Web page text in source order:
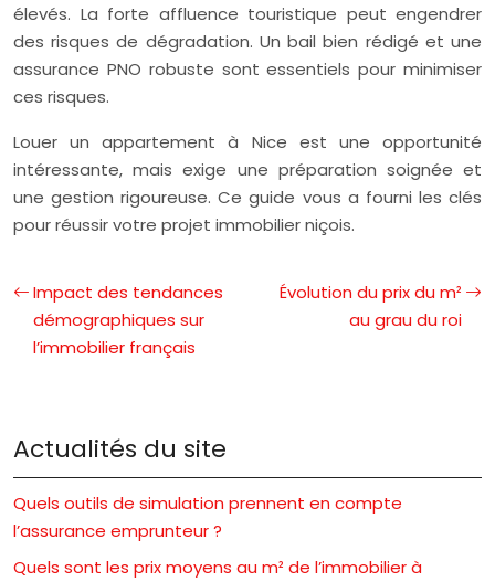
élevés. La forte affluence touristique peut engendrer
des risques de dégradation. Un bail bien rédigé et une
assurance PNO robuste sont essentiels pour minimiser
ces risques.
Louer un appartement à Nice est une opportunité
intéressante, mais exige une préparation soignée et
une gestion rigoureuse. Ce guide vous a fourni les clés
pour réussir votre projet immobilier niçois.
Impact des tendances
démographiques sur
l’immobilier français
Évolution du prix du m²
au grau du roi
Actualités du site
Quels outils de simulation prennent en compte
l’assurance emprunteur ?
Quels sont les prix moyens au m² de l’immobilier à